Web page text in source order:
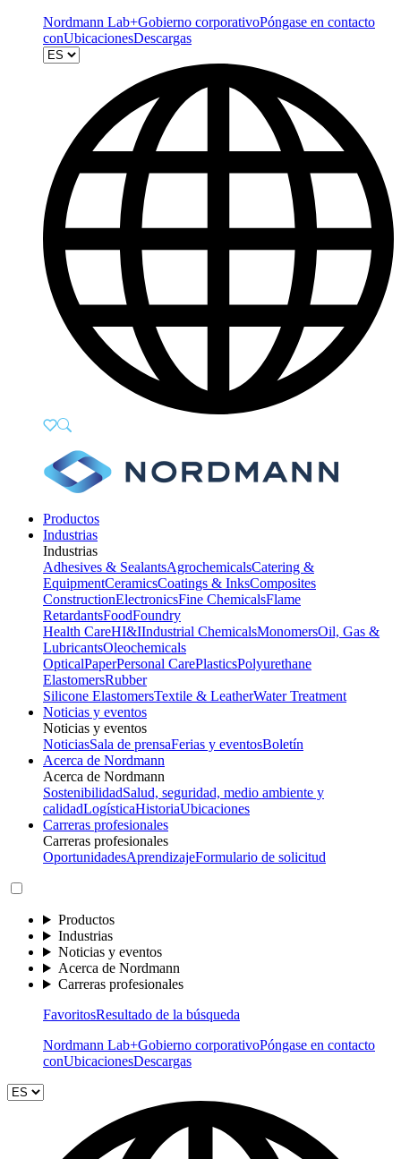
Nordmann Lab+Gobierno corporativoPóngase en contacto
conUbicacionesDescargas
Productos
Industrias
Industrias
Adhesives & SealantsAgrochemicalsCatering &
EquipmentCeramicsCoatings & InksComposites
ConstructionElectronicsFine ChemicalsFlame
RetardantsFoodFoundry
Health CareHI&IIndustrial ChemicalsMonomersOil, Gas &
LubricantsOleochemicals
OpticalPaperPersonal CarePlasticsPolyurethane
ElastomersRubber
Silicone ElastomersTextile & LeatherWater Treatment
Noticias y eventos
Noticias y eventos
NoticiasSala de prensaFerias y eventosBoletín
Acerca de Nordmann
Acerca de Nordmann
SostenibilidadSalud, seguridad, medio ambiente y
calidadLogísticaHistoriaUbicaciones
Carreras profesionales
Carreras profesionales
OportunidadesAprendizajeFormulario de solicitud
Productos
Industrias
Noticias y eventos
Acerca de Nordmann
Carreras profesionales
FavoritosResultado de la búsqueda
Nordmann Lab+Gobierno corporativoPóngase en contacto
conUbicacionesDescargas